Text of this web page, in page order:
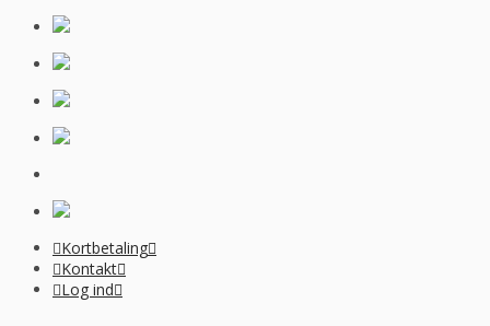
Kortbetaling
Kontakt
Log ind